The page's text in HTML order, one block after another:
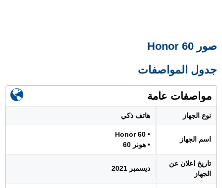
صور Honor 60
جدول المواصفات
مواصفات عامة
نوع الجهاز هاتف ذكي
اسم الجهاز
• Honor 60
• هونر 60
تاريخ اعلان عن
الجهاز
ديسمبر 2021